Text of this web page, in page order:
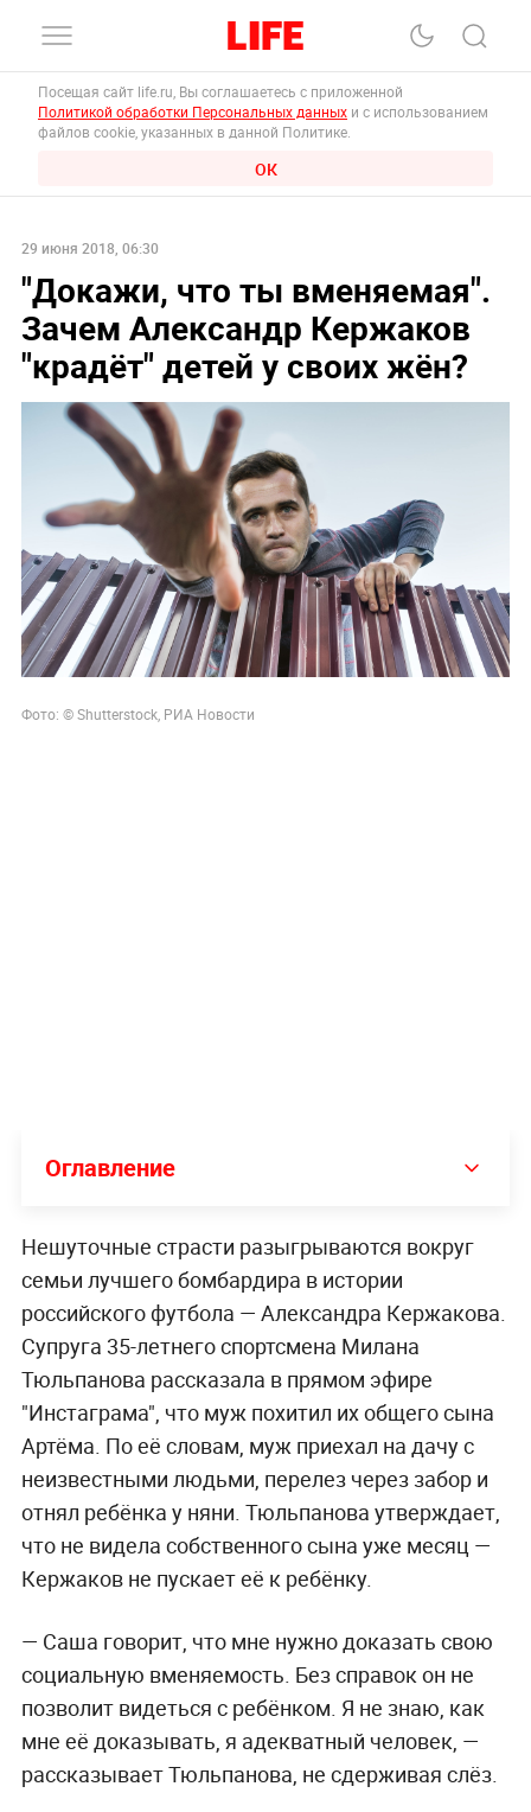
Посещая сайт life.ru, Вы соглашаетесь с приложенной
Политикой обработки Персональных данных и с использованием
файлов cookie, указанных в данной Политике.
ОК
29 июня 2018, 06:30
"Докажи, что ты вменяемая".
Зачем Александр Кержаков
"крадёт" детей у своих жён?
Фото: ©Shutterstock, РИА Новости
Оглавление
Нешуточные страсти разыгрываются вокруг
семьи лучшего бомбардира в истории
российского футбола — Александра Кержакова.
Супруга 35-летнего спортсмена Милана
Тюльпанова рассказала в прямом эфире
"Инстаграма", что муж похитил их общего сына
Артёма. По её словам, муж приехал на дачу с
неизвестными людьми, перелез через забор и
отнял ребёнка у няни. Тюльпанова утверждает,
что не видела собственного сына уже месяц —
Кержаков не пускает её к ребёнку.
— Саша говорит, что мне нужно доказать свою
социальную вменяемость. Без справок он не
позволит видеться с ребёнком. Я не знаю, как
мне её доказывать, я адекватный человек, —
рассказывает Тюльпанова, не сдерживая слёз.